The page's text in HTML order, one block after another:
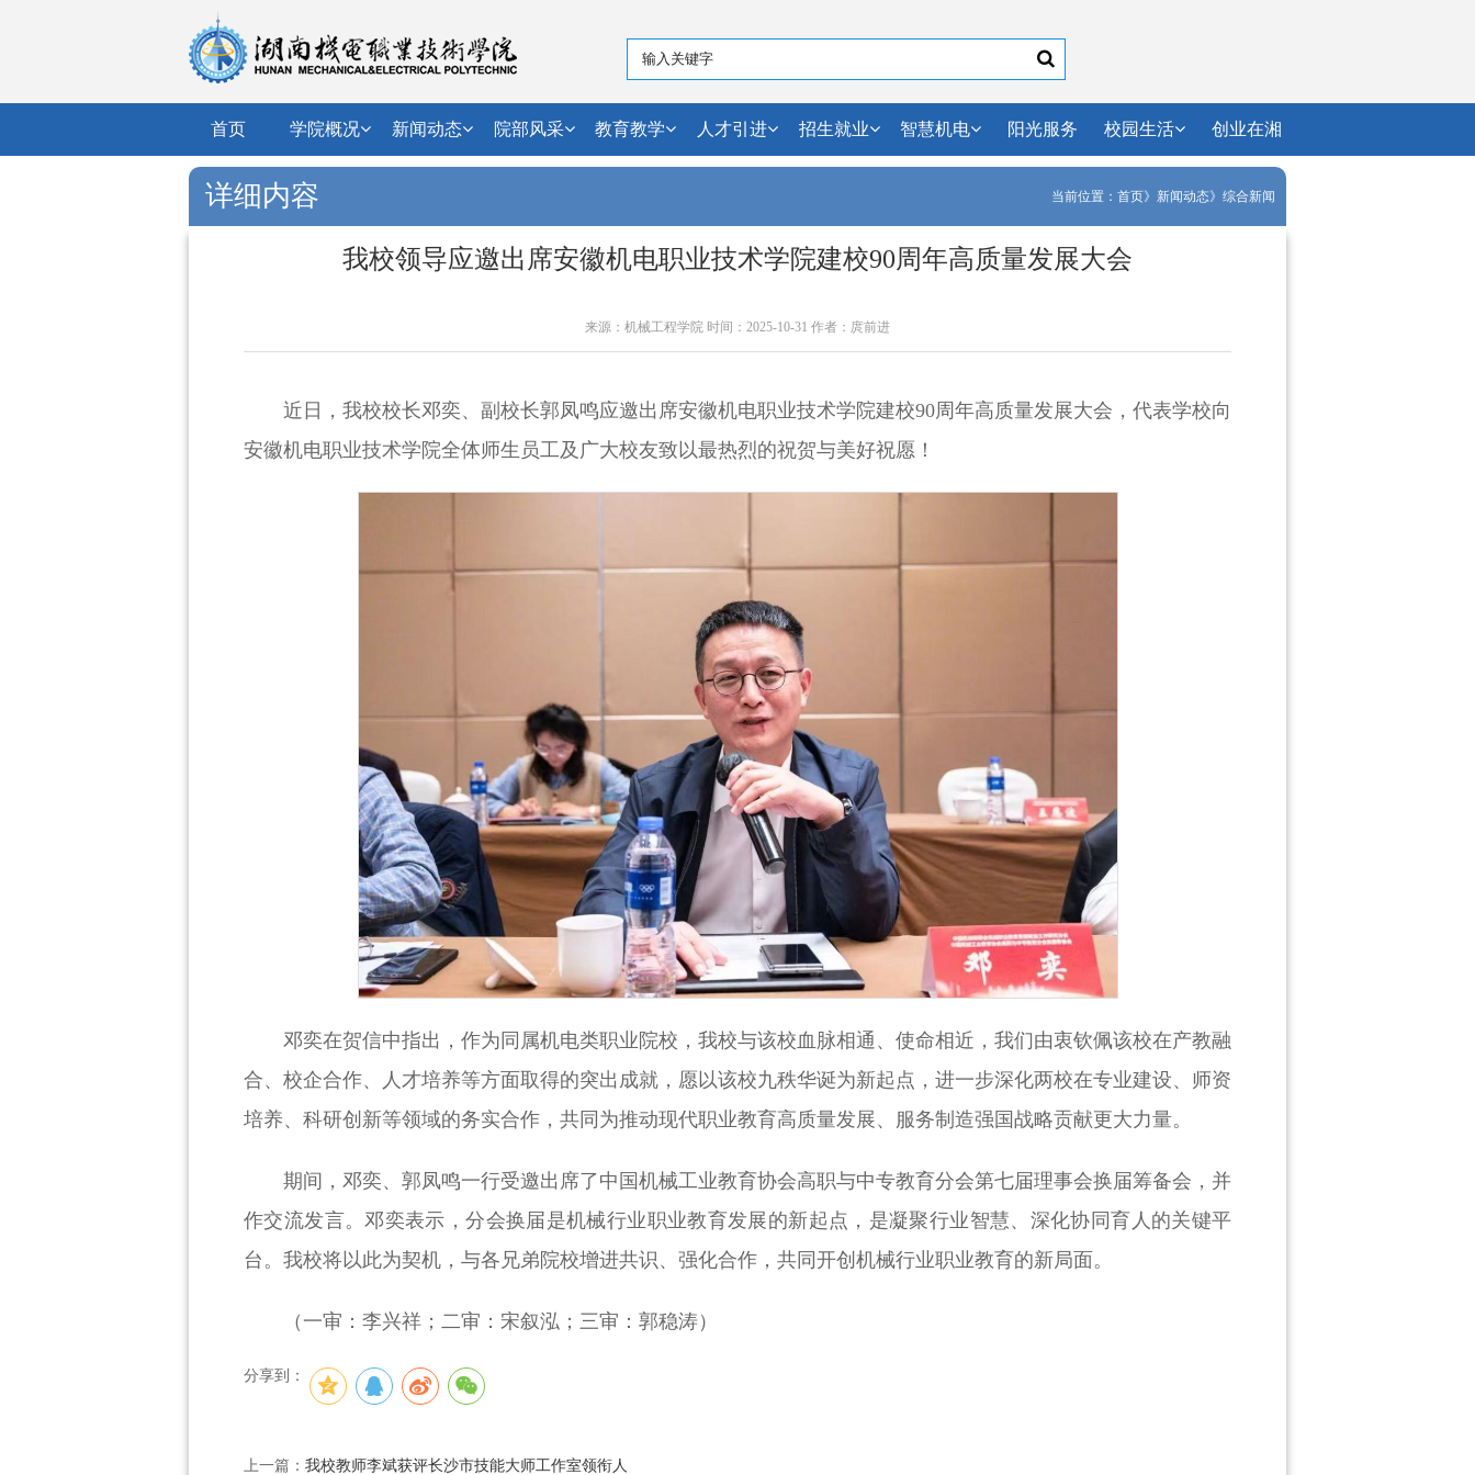
首页 学院概况 新闻动态 院部风采 教育教学 人才引进 招生就业 智慧机电 阳光服务 校园生活 创业在湘
详细内容 当前位置： 首页》 新闻动态》 综合新闻
我校领导应邀出席安徽机电职业技术学院建校90周年高质量发展大会
来源：机械工程学院 时间：2025-10-31 作者：庹前进
近日，我校校长邓奕、副校长郭凤鸣应邀出席安徽机电职业技术学院建校90周年高质量发展大会，代表学校向
安徽机电职业技术学院全体师生员工及广大校友致以最热烈的祝贺与美好祝愿！
邓奕在贺信中指出，作为同属机电类职业院校，我校与该校血脉相通、使命相近，我们由衷钦佩该校在产教融
合、校企合作、人才培养等方面取得的突出成就，愿以该校九秩华诞为新起点，进一步深化两校在专业建设、师资
培养、科研创新等领域的务实合作，共同为推动现代职业教育高质量发展、服务制造强国战略贡献更大力量。
期间，邓奕、郭凤鸣一行受邀出席了中国机械工业教育协会高职与中专教育分会第七届理事会换届筹备会，并
作交流发言。邓奕表示，分会换届是机械行业职业教育发展的新起点，是凝聚行业智慧、深化协同育人的关键平
台。我校将以此为契机，与各兄弟院校增进共识、强化合作，共同开创机械行业职业教育的新局面。
（一审：李兴祥；二审：宋叙泓；三审：郭稳涛）
分享到：
上一篇： 我校教师李斌获评长沙市技能大师工作室领衔人